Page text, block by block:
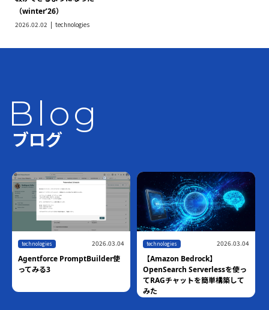
（winter’26）
2026.02.02 technologies
Blog
ブログ
technologies 2026.03.04
Agentforce PromptBuilder使
ってみる3
technologies 2026.03.04
【Amazon Bedrock】
OpenSearch Serverlessを使っ
てRAGチャットを簡単構築して
みた